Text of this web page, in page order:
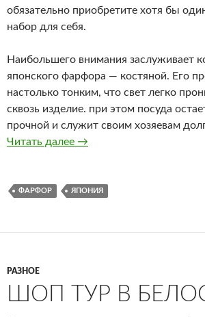
обязательно приобретите хотя бы
набор для себя.
Наибольшего внимания заслуживает
японского фарфора — костяной. Его
настолько тонким, что свет легко
сквозь изделие. при этом посуда
прочной и служит своим хозяевам
Читать далее Японский костяной
→
ФАРФОР ЯПОНИЯ
РАЗНОЕ
ШОП ТУР В